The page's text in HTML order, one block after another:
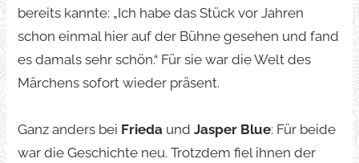
bereits kannte: „Ich habe das Stück vor Jahren
schon einmal hier auf der Bühne gesehen und fand
es damals sehr schön.“ Für sie war die Welt des
Märchens sofort wieder präsent.
Ganz anders bei Friedaund Jasper Blue: Für beide
war die Geschichte neu. Trotzdem fiel ihnen der